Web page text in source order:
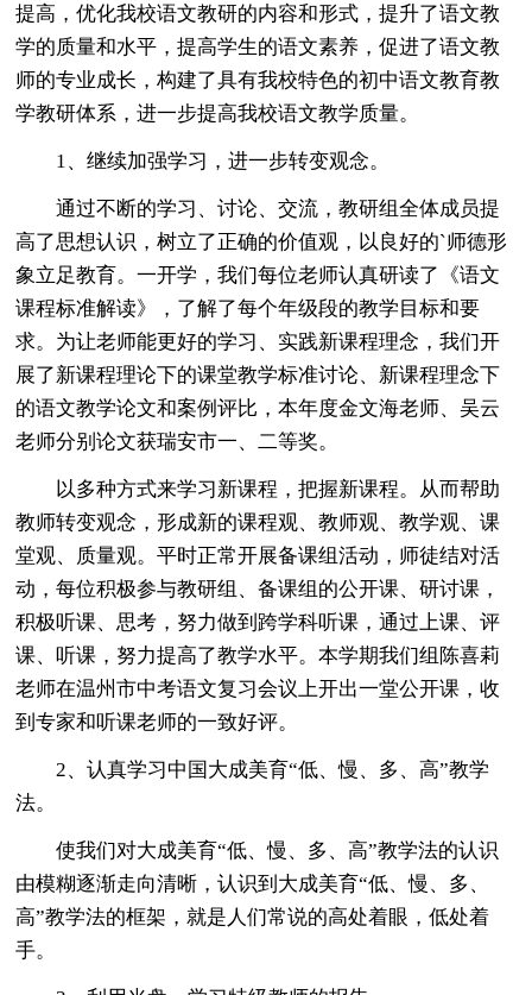
提高，优化我校语文教研的内容和形式，提升了语文教
学的质量和水平，提高学生的语文素养，促进了语文教
师的专业成长，构建了具有我校特色的初中语文教育教
学教研体系，进一步提高我校语文教学质量。
1、继续加强学习，进一步转变观念。
通过不断的学习、讨论、交流，教研组全体成员提
高了思想认识，树立了正确的价值观，以良好的`师德形
象立足教育。一开学，我们每位老师认真研读了《语文
课程标准解读》，了解了每个年级段的教学目标和要
求。为让老师能更好的学习、实践新课程理念，我们开
展了新课程理论下的课堂教学标准讨论、新课程理念下
的语文教学论文和案例评比，本年度金文海老师、吴云
老师分别论文获瑞安市一、二等奖。
以多种方式来学习新课程，把握新课程。从而帮助
教师转变观念，形成新的课程观、教师观、教学观、课
堂观、质量观。平时正常开展备课组活动，师徒结对活
动，每位积极参与教研组、备课组的公开课、研讨课，
积极听课、思考，努力做到跨学科听课，通过上课、评
课、听课，努力提高了教学水平。本学期我们组陈喜莉
老师在温州市中考语文复习会议上开出一堂公开课，收
到专家和听课老师的一致好评。
2、认真学习中国大成美育“低、慢、多、高”教学
法。
使我们对大成美育“低、慢、多、高”教学法的认识
由模糊逐渐走向清晰，认识到大成美育“低、慢、多、
高”教学法的框架，就是人们常说的高处着眼，低处着
手。